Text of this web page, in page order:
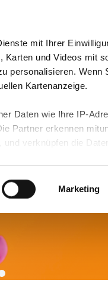
mit Ihrer
Karten und Videos mit
personalisieren. Wenn
Kartenanzeige.
Daten wie Ihre IP-
Partner erkennen
verknüpfen die Daten
in unsererCookie-
sind, müssen Sie
Ihre Einwilligung für
widerrufen. Bitte
die erforderlich zur
Marketing
Jobs & Karriere